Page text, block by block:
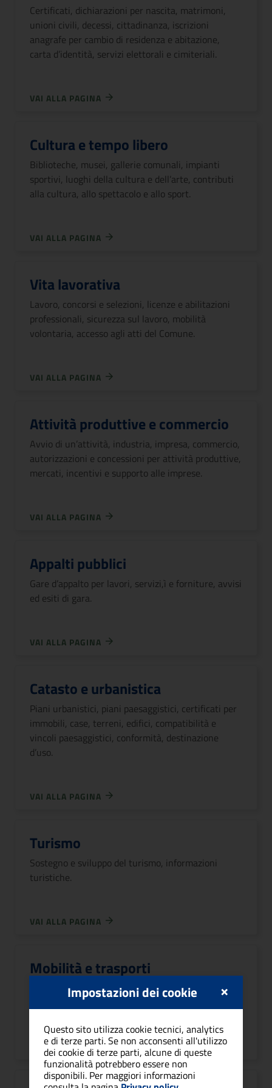
Certificati, dichiarazioni per nascita, matrimoni,
unioni civili, decessi, cittadinanza, iscrizioni
anagrafe per cambio di residenza e abitazione,
carta d’identità, servizi elettorali e cimiteriali.
VAI ALLA PAGINA
Cultura e tempo libero
Biblioteche, musei, gallerie comunali, impianti
sportivi, luoghi della cultura e dell’arte, contributi
alla cultura, allo spettacolo e allo sport.
VAI ALLA PAGINA
Vita lavorativa
Lavoro, concorsi e selezioni, licenze e abilitazioni
professionali, sicurezza sul lavoro, mobilità
volontaria, accesso agli atti del Comune.
VAI ALLA PAGINA
Attività produttive e commercio
Avvio di un’attività, industria, impresa, commercio,
autorizzazioni e concessioni per attività produttive,
mercati, incentivi e supporto alle imprese.
VAI ALLA PAGINA
Appalti pubblici
Gare d’appalto per lavori, servizi,ì e forniture, avvisi
ed esiti di gara.
VAI ALLA PAGINA
Catasto e urbanistica
Piani urbanistici, piani paesaggistici, certificati per
immobili, case, terreni, edifici, compatibilità e
vincoli paesaggistici, conformità, destinazione
d’uso.
VAI ALLA PAGINA
Turismo
Sostegno e sviluppo del turismo, informazioni
turistiche.
VAI ALLA PAGINA
Mobilità e trasporti
Mobilità e trasporti, parcheggi, automobile,
trasporto pubblico.
VAI ALLA PAGINA
×
Impostazioni dei cookie
Questo sito utilizza cookie tecnici, analytics
e di terze parti. Se non acconsenti all'utilizzo
dei cookie di terze parti, alcune di queste
funzionalità potrebbero essere non
disponibili. Per maggiori informazioni